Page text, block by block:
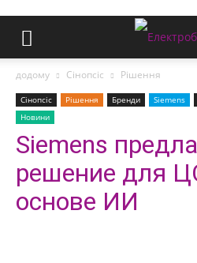
додому Сінопсіс Рішення
Сінопсіс Рішення Бренди Siemens
Новини
Siemens
решение для
основе ИИ